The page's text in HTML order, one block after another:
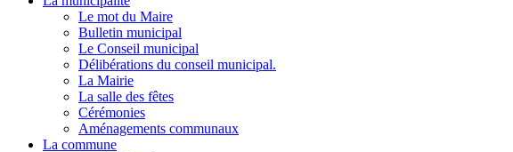
Le mot du Maire
Bulletin municipal
Le Conseil municipal
Délibérations du conseil municipal.
La Mairie
La salle des fêtes
Cérémonies
Aménagements communaux
La commune